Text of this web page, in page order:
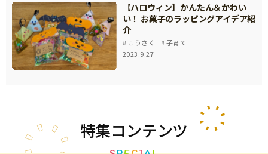
【ハロウィン】かんたん＆かわい
い！ お菓子のラッピングアイデア紹
介
こうさく
子育て
2023.9.27
特集コンテンツ